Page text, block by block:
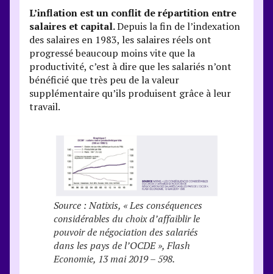
L’inflation est un conflit de répartition entre
salaires et capital.Depuis la fin de l’indexation
des salaires en 1983, les salaires réels ont
progressé beaucoup moins vite que la
productivité, c’est à dire que les salariés n’ont
bénéficié que très peu de la valeur
supplémentaire qu’ils produisent grâce à leur
travail.
Source : Natixis, « Les conséquences
considérables du choix d’affaiblir le
pouvoir de négociation des salariés
dans les pays de l’OCDE », Flash
Economie, 13 mai 2019 – 598.